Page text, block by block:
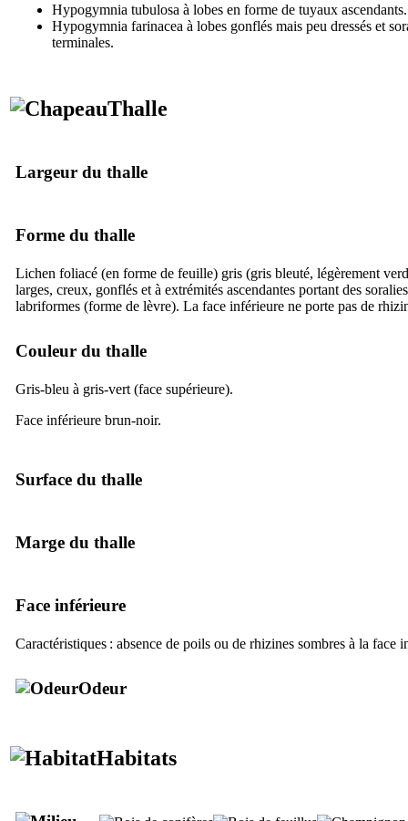
Hypogymnia tubulosa à lobes en forme de tuyaux ascendants.
Hypogymnia farinacea à lobes gonflés mais peu dressés et
terminales.
Thalle
Largeur du thalle
Forme du thalle
Lichen foliacé (en forme de feuille) gris (gris bleuté, légèrement
larges, creux, gonflés et à extrémités ascendantes portant des
labriformes (forme de lèvre). La face inférieure ne porte pas de
Couleur du thalle
Gris-bleu à gris-vert (face supérieure).
Face inférieure brun-noir.
Surface du thalle
Marge du thalle
Face inférieure
Caractéristiques : absence de poils ou de rhizines sombres à la face
Odeur
Habitats